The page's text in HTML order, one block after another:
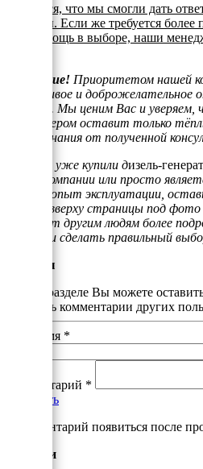
Надеемся, что мы смогли дать
вопросы. Если же требуется более
или помощь в выборе, наши
Внимание! Приоритетом нашей
отзывчивое и
клиенту. Мы ценим Вас и уверяем,
менеджером оставит только
воспоминания от полученной
Если Вы уже купили дизель-
нашей компании или просто
имеете опыт эксплуатации,
отзыв (вверху страницы под
поможет другим людям более
товаре и сделать правильный
Отзывы
В этом разделе Вы можете
почитать комментарии других
Ваше имя *
Комментарий *
Добавить
*Комментарий появиться после
Аналоги